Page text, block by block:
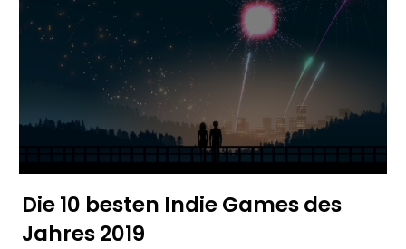
Die 10 besten Indie Games des
Jahres 2019